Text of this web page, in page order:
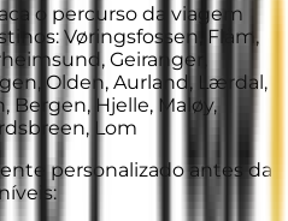
o percurso da viagem
Vøringsfossen, Flåm,
Geiranger,
Olden, Aurland, Lærdal,
Bergen, Hjelle, Maløy,
Lom
personalizado antes da